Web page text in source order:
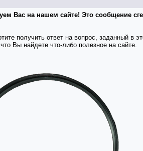
Вас на нашем сайте! Это сообщение
получить ответ на вопрос, заданный в
Вы найдете что-либо полезное на сайте.